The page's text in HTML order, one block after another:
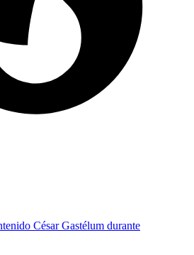
César Gastélum durante